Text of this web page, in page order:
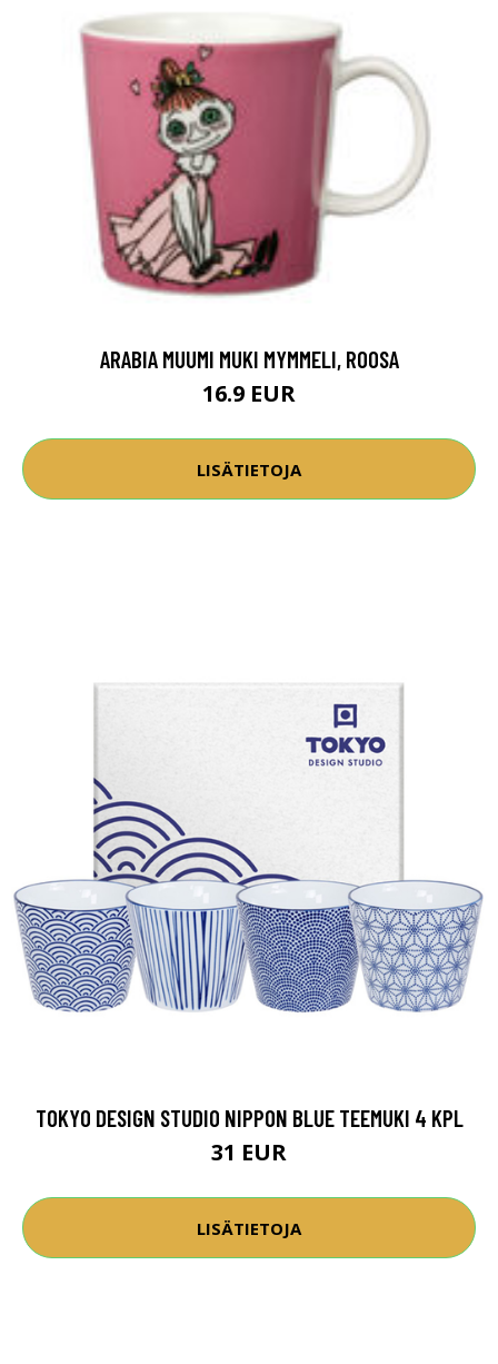
ARABIA MUUMI MUKI MYMMELI, ROOSA
16.9 EUR
LISÄTIETOJA
TOKYO DESIGN STUDIO NIPPON BLUE TEEMUKI 4 KPL
31 EUR
LISÄTIETOJA